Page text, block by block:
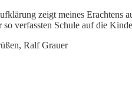
zeigt meines Erachtens
verfassten Schule auf die
Ralf Grauer